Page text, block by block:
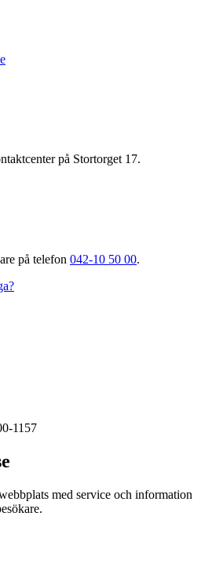
på Stortorget 17.
på telefon 042-10 50 00.
1157
med service och information